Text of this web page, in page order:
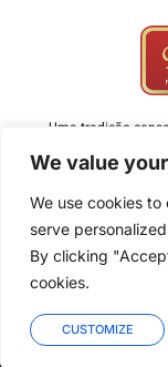
We value
We use cookies
serve
By clicking
cookies.
CUSTOMIZE
Uma tradição
Copyright © 2022
A&M